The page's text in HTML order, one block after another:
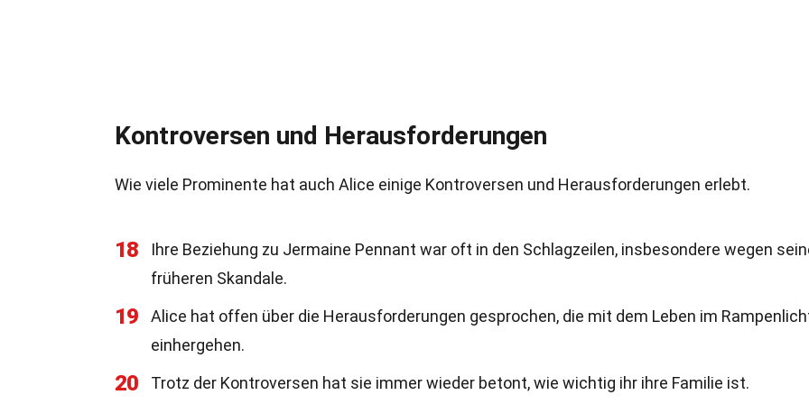
Kontroversen und Herausforderungen
Wie viele Prominente hat auch Alice einige Kontroversen und Herausforderungen erlebt.
18
Ihre Beziehung zu Jermaine Pennant war oft in den Schlagzeilen, insbesondere wegen
früheren Skandale.
19
Alice hat offen über die Herausforderungen gesprochen, die mit dem Leben im
einhergehen.
20 Trotz der Kontroversen hat sie immer wieder betont, wie wichtig ihr ihre Familie ist.